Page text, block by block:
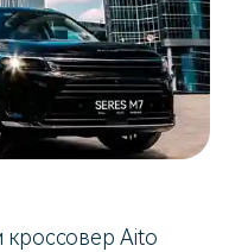
кроссовер Aito